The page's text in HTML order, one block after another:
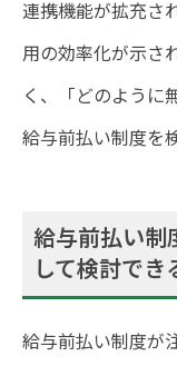
連携機能が拡充さ
用の効率化が示さ
く、「どのように
給与前払い制度を
給与前払い制
して検討でき
給与前払い制度が